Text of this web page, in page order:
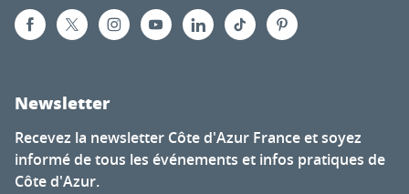
Newsletter
Recevez la newsletter Côte d'Azur France et soyez
informé de tous les événements et infos pratiques de
Côte d'Azur.